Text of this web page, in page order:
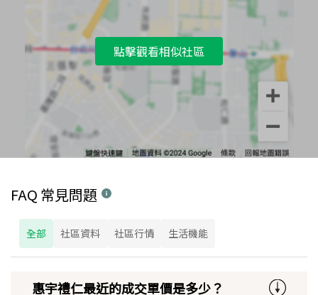
點擊觀看相似社區
FAQ 常見問題
全部 社區資料 社區行情 生活機能
惠宇禮仁最近的成交單價是多少？